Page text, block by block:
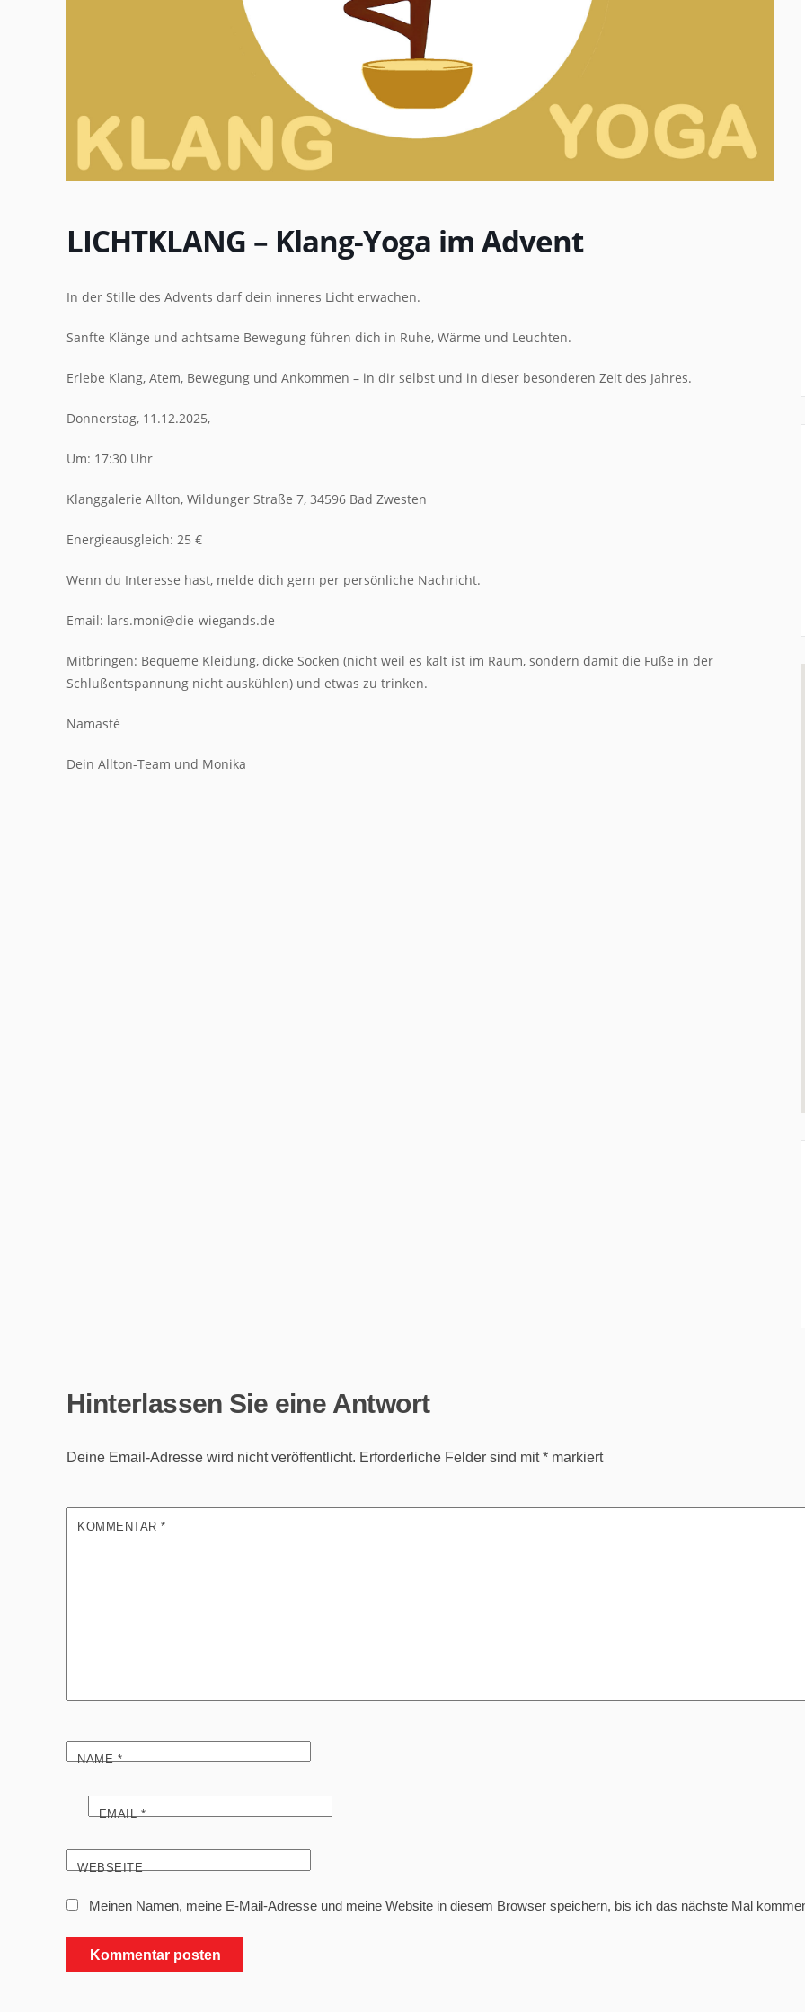
LICHTKLANG – Klang-Yoga im Advent
In der Stille des Advents darf dein inneres Licht erwachen.
Sanfte Klänge und achtsame Bewegung führen dich in Ruhe, Wärme und Leuchten.
Erlebe Klang, Atem, Bewegung und Ankommen – in dir selbst und in dieser besonderen Zeit des Jahres.
Donnerstag, 11.12.2025,
Um: 17:30 Uhr
Klanggalerie Allton, Wildunger Straße 7, 34596 Bad Zwesten
Energieausgleich: 25 €
Wenn du Interesse hast, melde dich gern per persönliche Nachricht.
Email: lars.moni@die-wiegands.de
Mitbringen: Bequeme Kleidung, dicke Socken (nicht weil es kalt ist im Raum, sondern damit die Füße in der
Schlußentspannung nicht auskühlen) und etwas zu trinken.
Namasté
Dein Allton-Team und Monika
Hinterlassen Sie eine Antwort
Deine Email-Adresse wird nicht veröffentlicht. Erforderliche Felder sind mit* markiert
KOMMENTAR*
NAME*
EMAIL*
WEBSEITE
Meinen Namen, meine E-Mail-Adresse und meine Website in diesem Browser speichern, bis ich das nächste Mal